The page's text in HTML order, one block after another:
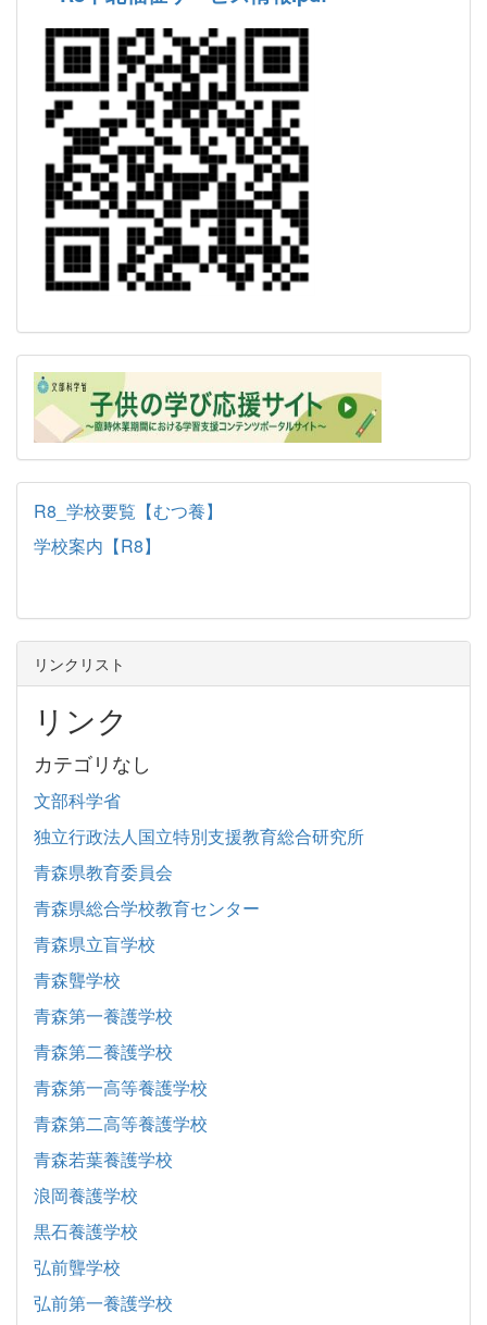
R8_学校要覧【むつ養】
学校案内【R8】
リンクリスト
リンク
カテゴリなし
文部科学省
独立行政法人国立特別支援教育総合研究所
青森県教育委員会
青森県総合学校教育センター
青森県立盲学校
青森聾学校
青森第一養護学校
青森第二養護学校
青森第一高等養護学校
青森第二高等養護学校
青森若葉養護学校
浪岡養護学校
黒石養護学校
弘前聾学校
弘前第一養護学校